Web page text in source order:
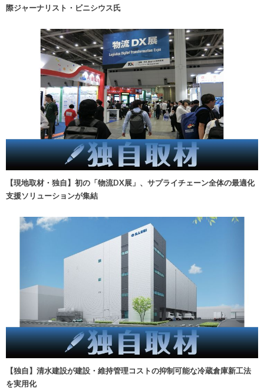
際ジャーナリスト・ビニシウス氏
【現地取材・独自】初の「物流DX展」、サプライチェーン全体の最適化
支援ソリューションが集結
【独自】清水建設が建設・維持管理コストの抑制可能な冷蔵倉庫新工法
を実用化